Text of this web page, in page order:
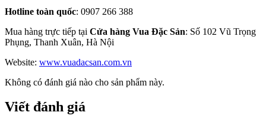
Hotline toàn quốc: 0907 266 388
Mua hàng trực tiếp tại Cửa hàng Vua Đặc Sản: Số 102 Vũ Trọng
Phụng, Thanh Xuân, Hà Nội
Website: www.vuadacsan.com.vn
Không có đánh giá nào cho sản phẩm này.
Viết đánh giá